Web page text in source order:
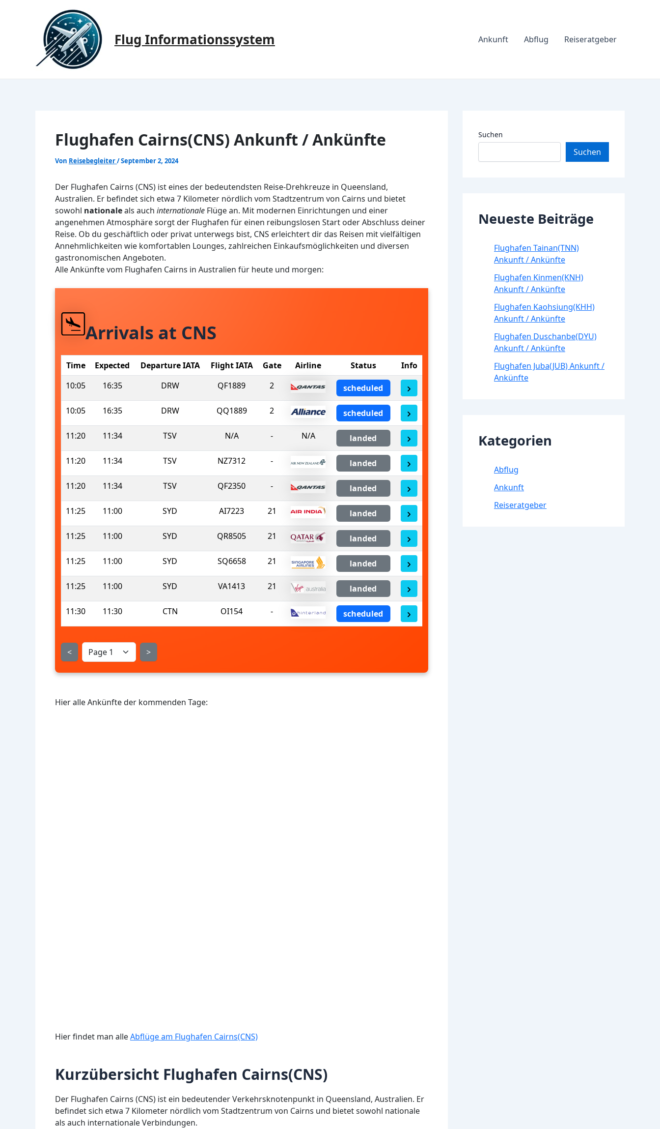
Flug Informationssystem Ankunft Abflug Reiseratgeber
Flughafen Cairns(CNS) Ankunft / Ankünfte
Von Reisebegleiter/September 2, 2024
Der Flughafen Cairns (CNS) ist eines der bedeutendsten Reise-Drehkreuze in Queensland,
Australien. Er befindet sich etwa 7 Kilometer nördlich vom Stadtzentrum von Cairns und bietet
sowohl nationaleals auch internationale Flüge an. Mit modernen Einrichtungen und einer
angenehmen Atmosphäre sorgt der Flughafen für einen reibungslosen Start oder Abschluss deiner
Reise. Ob du geschäftlich oder privat unterwegs bist, CNS erleichtert dir das Reisen mit vielfältigen
Annehmlichkeiten wie komfortablen Lounges, zahlreichen Einkaufsmöglichkeiten und diversen
gastronomischen Angeboten.
Alle Ankünfte vom Flughafen Cairns in Australien für heute und morgen:
Arrivals at CNS
Time Expected Departure IATA Flight IATA Gate Airline Status
Info
10:05
16:35 DRW QF1889 2 scheduled
10:05 16:35 DRW QQ1889 2 scheduled
11:20 11:34 TSV N/A - N/A landed
11:20 11:34 TSV NZ7312 - landed
11:20 11:34 TSV QF2350 - landed
11:25 11:00 SYD AI7223 21 landed
11:25 11:00 SYD QR8505 21 landed
11:25 11:00 SYD SQ6658 21 landed
11:25 11:00 SYD VA1413 21 landed
11:30 11:30 CTN OI154 - scheduled
< >
Hier alle Ankünfte der kommenden Tage:
Hier findet man alleAbflüge am Flughafen Cairns(CNS)
Kurzübersicht Flughafen Cairns(CNS)
Der Flughafen Cairns (CNS) ist ein bedeutender Verkehrsknotenpunkt in Queensland, Australien. Er
befindet sich etwa 7 Kilometer nördlich vom Stadtzentrum von Cairns und bietet sowohl nationale
als auch internationale Verbindungen.
Suchen
Suchen
Neueste Beiträge
Flughafen Tainan(TNN)
Ankunft / Ankünfte
Flughafen Kinmen(KNH)
Ankunft / Ankünfte
Flughafen Kaohsiung(KHH)
Ankunft / Ankünfte
Flughafen Duschanbe(DYU)
Ankunft / Ankünfte
Flughafen Juba(JUB) Ankunft /
Ankünfte
Kategorien
Abflug
Ankunft
Reiseratgeber